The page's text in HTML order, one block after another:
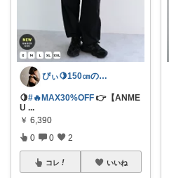
ぴぃ🍋150㎝の心地いい暮らし🧺ˊ˗
🍋#🔥MAX30%OFF 👉【ANME
U ...
￥ 6,390
0 0 2
コレ いいね